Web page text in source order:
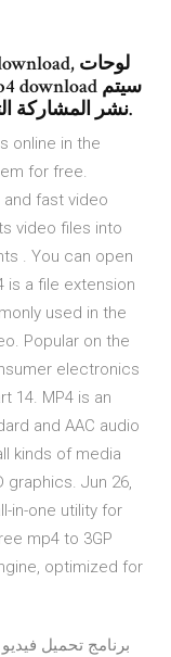
نشر المشاركة التي نشرتها بعد موافقة مسؤولي الموقع.
online in the
for free.
and fast video
video files into
. You can open
is a file extension
used in the
Popular on the
electronics
14. MP4 is an
and AAC audio
kinds of media
graphics. Jun 26,
in-one utility for
mp4 to 3GP
optimized for
برنامج تحميل